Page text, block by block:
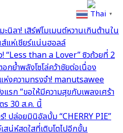
นิลา! เสิร์ฟโมเมนต์หวานเกินต้านใน
ห่เชียร์แน่นฮอลล์
“Less than a Lover” ซิวถ้วยที่ 2
ย้ำพลังโซโล่คว้าชัยต่อเนื่อง
ห่งความทรงจำ! manutsawee
รก “ขอให้มีความสุขกับเพลงเศร้า
ร 30 ส.ค. นี้
ปล่อยมินิอัลบั้ม “CHERRY PIE”
น่ห์สดใสที่เติบโตไปอีกขั้น
Thai ▼